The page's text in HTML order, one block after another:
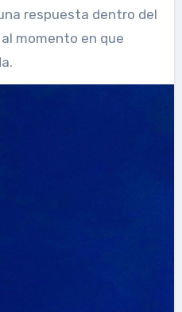
respuesta dentro del
momento en que